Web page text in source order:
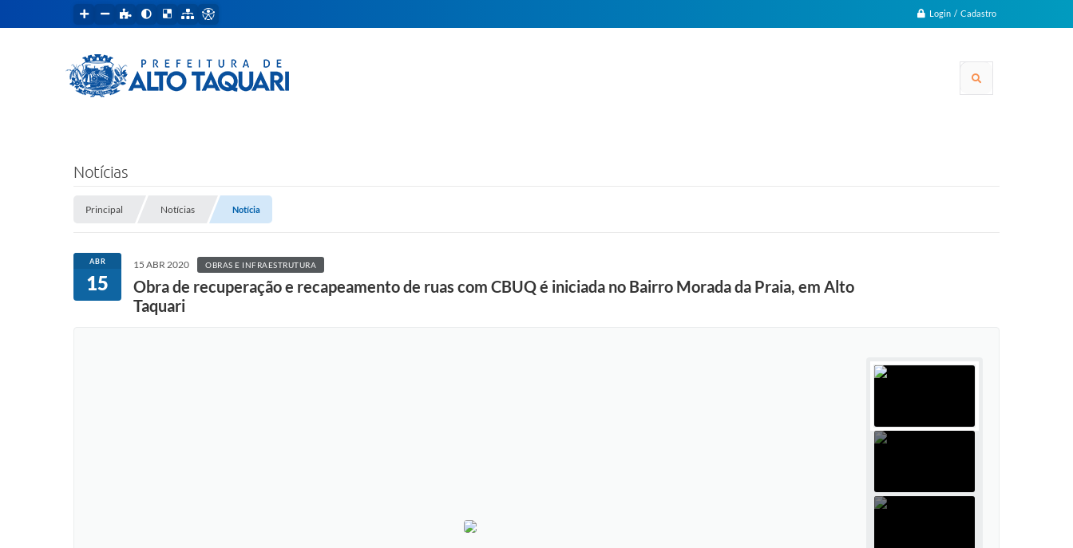
Login / Cadastro
Notícias
Principal Notícias Notícia
ABR
15
15 ABR 2020 OBRAS E INFRAESTRUTURA
Obra de recuperação e recapeamento de ruas com CBUQ é iniciada no Bairro Morada da Praia, em Alto
Taquari